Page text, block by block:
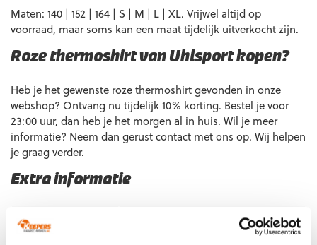
Extra informatie
Maat
140, 152, 164, XXS, S, M, L, XL
Ondergrond
Maten: 140 | 152 | 164 | S | M | L | XL. Vrijwel altijd op
voorraad, maar soms kan een maat tijdelijk uitverkocht zijn.
Roze thermoshirt van Uhlsport kopen?
Heb je het gewenste roze thermoshirt gevonden in onze
webshop? Ontvang nu tijdelijk 10% korting. Bestel je voor
23:00 uur, dan heb je het morgen al in huis. Wil je meer
informatie? Neem dan gerust contact met ons op. Wij helpen
je graag verder.